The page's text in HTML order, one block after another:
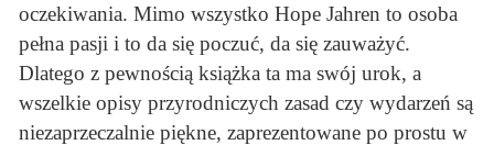
oczekiwania. Mimo wszystko Hope Jahren to osoba
pełna pasji i to da się poczuć, da się zauważyć.
Dlatego z pewnością książka ta ma swój urok, a
wszelkie opisy przyrodniczych zasad czy wydarzeń są
niezaprzeczalnie piękne, zaprezentowane po prostu w